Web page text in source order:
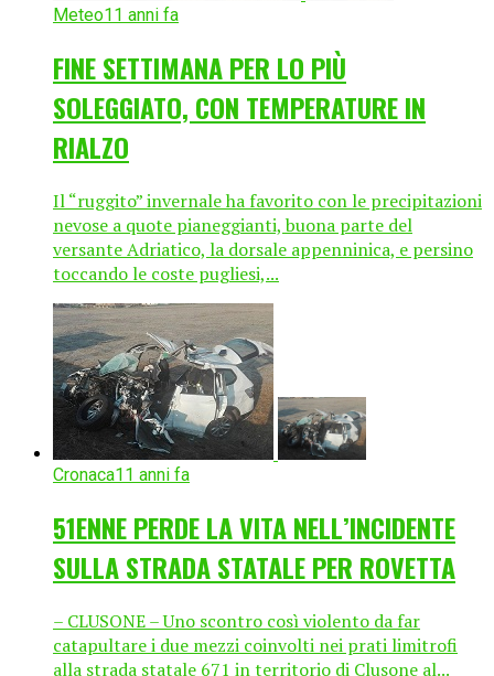
Meteo11 anni fa
FINE SETTIMANA PER LO PIÙ
SOLEGGIATO, CON TEMPERATURE IN
RIALZO
Il “ruggito” invernale ha favorito con le precipitazioni
nevose a quote pianeggianti, buona parte del
versante Adriatico, la dorsale appenninica, e persino
toccando le coste pugliesi,...
Cronaca11 anni fa
51ENNE PERDE LA VITA NELL’INCIDENTE
SULLA STRADA STATALE PER ROVETTA
– CLUSONE – Uno scontro così violento da far
catapultare i due mezzi coinvolti nei prati limitrofi
alla strada statale 671 in territorio di Clusone al...